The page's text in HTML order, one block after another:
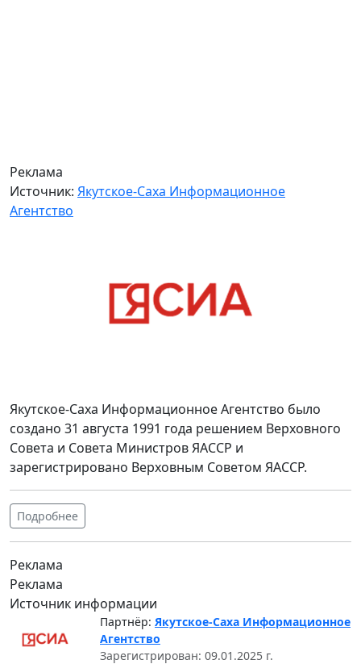
Реклама
Источник: Якутское-Саха Информационное
Агентство
Якутское-Саха Информационное Агентство было
создано 31 августа 1991 года решением Верховного
Совета и Совета Министров ЯАССР и
зарегистрировано Верховным Советом ЯАССР.
Подробнее
Реклама
Реклама
Источник информации
Партнёр: Якутское-Саха Информационное
Агентство
Зарегистрирован: 09.01.2025 г.